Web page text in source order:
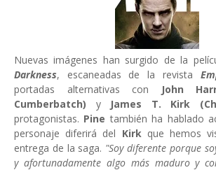
Nuevas imágenes han surgido de la
Darkness, escaneadas de la revista
portadas alternativas con
John
Cumberbatch) y James T. Kirk
protagonistas. Pinetambién ha hablado
personaje diferirá del Kirk que hemos
entrega de la saga. "Soy diferente porque
y afortunadamente algo más maduro y